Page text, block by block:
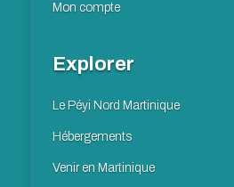
Mon compte
Explorer
Le Péyi Nord Martinique
Hébergements
Venir en Martinique